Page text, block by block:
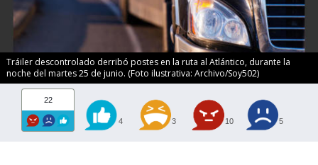
Tráiler descontrolado derribó postes en la ruta al Atlántico, durante la
noche del martes 25 de junio. (Foto ilustrativa: Archivo/Soy502)
22
4 3 10 5